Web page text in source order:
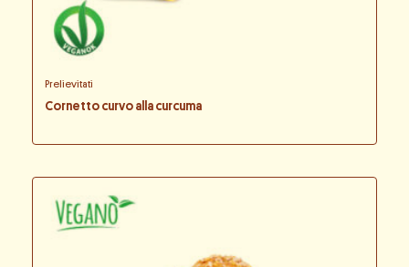
Prelievitati
Cornetto curvo alla curcuma